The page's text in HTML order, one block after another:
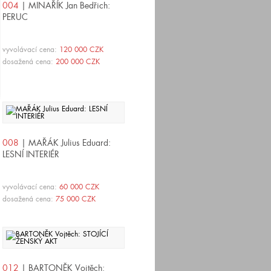
004 | MINAŘÍK Jan Bedřich:
PERUC
vyvolávací cena: 120 000 CZK
dosažená cena: 200 000 CZK
008 | MAŘÁK Julius Eduard:
LESNÍ INTERIÉR
vyvolávací cena: 60 000 CZK
dosažená cena: 75 000 CZK
012 | BARTONĚK Vojtěch: